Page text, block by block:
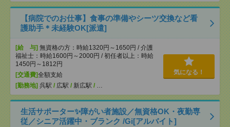
【病院でのお仕事】食事の準備やシーツ交換など看
護助手＊未経験OK[派遣]
[給 与] 無資格の方：時給1320円～1650円 / 介護
福祉士：時給1600円～2000円 / 初任者以上：時給
1450円～1812円
[交通費]全額支給
[勤務地] 呉駅 / 広駅 / 新広駅 / …
気になる！
生活サポーター✨障がい者施設／無資格OK・夜勤専
従／シニア活躍中・ブランク /Gi[アルバイト]